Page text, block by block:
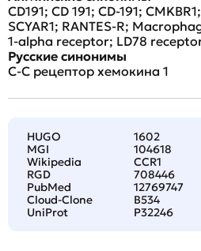
CD191; CD 191; CD-191;
SCYAR1; RANTES-R;
1-alpha receptor; LD78
Русские синонимы
C-C рецептор хемокина 1
HUGO
1602
MGI
104618
Wikipedia
CCR1
RGD
708446
PubMed
12769747
Cloud-Clone
B534
UniProt
P32246